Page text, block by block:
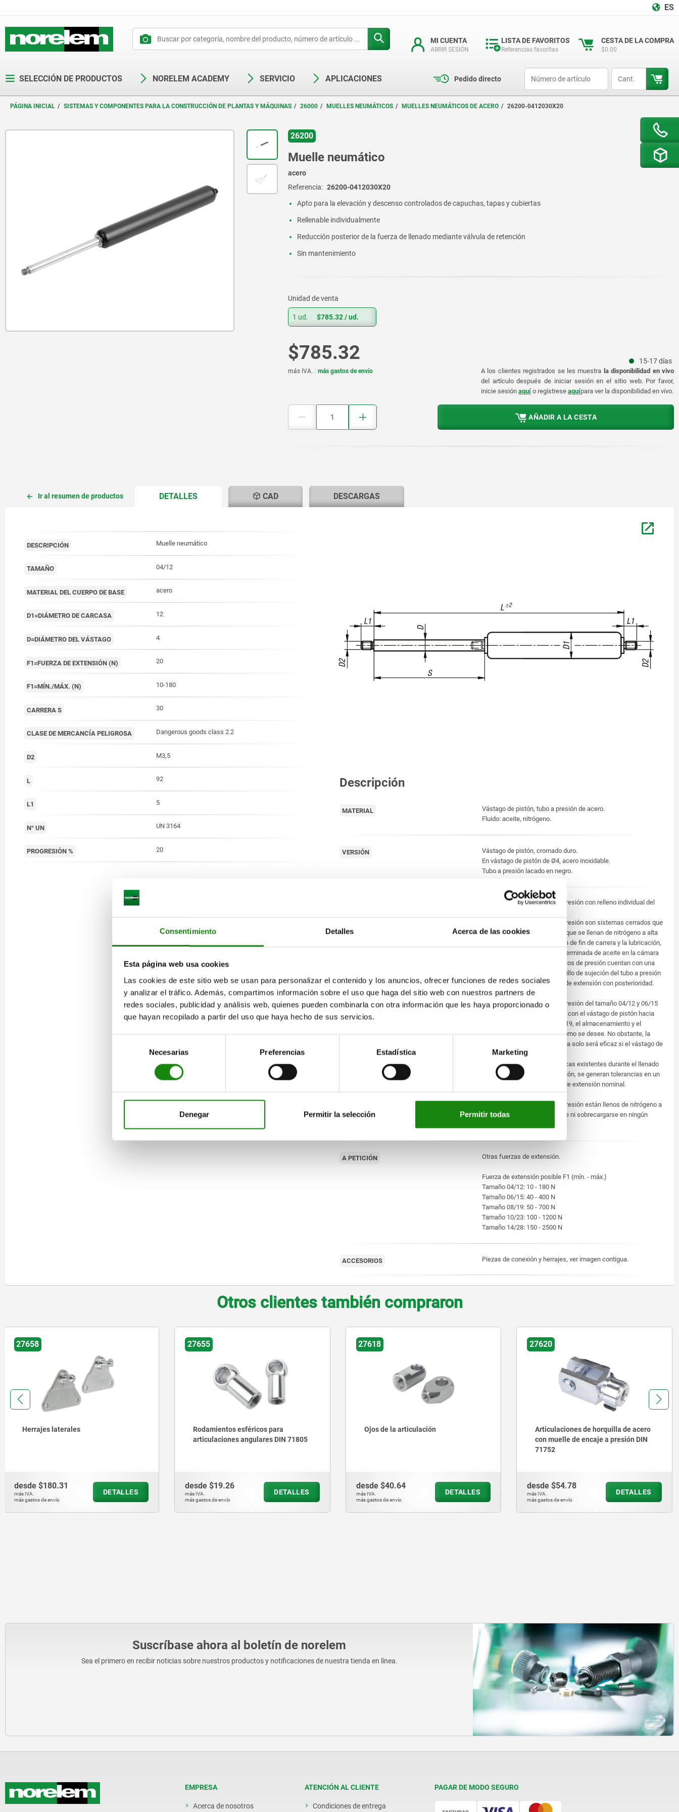
Consentimiento Detalles Acerca de las cookies
Esta página web usa cookies
Las cookies de este sitio web se usan para personalizar el contenido y los anuncios, ofrecer funciones de redes sociales
y analizar el tráfico. Además, compartimos información sobre el uso que haga del sitio web con nuestros partners de
redes sociales, publicidad y análisis web, quienes pueden combinarla con otra información que les haya proporcionado o
que hayan recopilado a partir del uso que haya hecho de sus servicios.
consentimiento
Necesarias Preferencias Estadística Marketing
Denegar Permitir la selección Permitir todas
ES
MI CUENTA
ABRIR SESIÓN
LISTA DE FAVORITOS
Referencias favoritas
CESTA DE LA COMPRA
$0.00
SELECCIÓN DE PRODUCTOS NORELEM ACADEMY SERVICIO APLICACIONES Pedido directo
PÁGINA INICIAL SISTEMAS Y COMPONENTES PARA LA CONSTRUCCIÓN DE PLANTAS Y MÁQUINAS 26000 MUELLES NEUMÁTICOS MUELLES NEUMÁTICOS DE ACERO 26200-0412030X20
26200
Muelle neumático
acero
Referencia: 26200-0412030X20
Apto para la elevación y descenso controlados de capuchas, tapas y cubiertas
Rellenable individualmente
Reducción posterior de la fuerza de llenado mediante válvula de retención
Sin mantenimiento
Unidad de venta
1 ud. $785.32/ ud.
$785.32 15-17 días
más IVA. más gastos de envío A los clientes registrados se les muestra la disponibilidad en vivo
del artículo después de iniciar sesión en el sitio web. Por favor,
inicie sesión aquí o regístrese aquípara ver la disponibilidad en vivo.
AÑADIR A LA CESTA
Ir al resumen de productos DETALLESCURRENT
CAD DESCARGAS
DESCRIPCIÓN Muelle neumático
TAMAÑO 04/12
MATERIAL DEL CUERPO DE BASE acero
D1=DIÁMETRO DE CARCASA 12
D=DIÁMETRO DEL VÁSTAGO 4
F1=FUERZA DE EXTENSIÓN (N) 20
F1=MÍN./MÁX. (N) 10-180
CARRERA S 30
CLASE DE MERCANCÍA PELIGROSA Dangerous goods class 2.2
D2 M3,5
L 92
L1 5
N° UN UN 3164
PROGRESIÓN % 20
Descripción
MATERIAL
Vástago de pistón, tubo a presión de acero.
Fluido: aceite, nitrógeno.
VERSIÓN
Vástago de pistón, cromado duro.
En vástago de pistón de Ø4, acero inoxidable.
Tubo a presión lacado en negro.
Los muelles neumáticos de presión con relleno individual del
Los muelles neumáticos de presión son sistemas cerrados que
no precisan mantenimiento y que se llenan de nitrógeno a alta
presión. Para la amortiguación de fin de carrera y la lubricación,
también hay una cantidad determinada de aceite en la cámara
interior. Los muelles neumáticos de presión cuentan con una
válvula de retención en el tornillo de sujeción del tubo a presión
que permite reducir la fuerza de extensión con posterioridad.
Los muelles neumáticos de presión del tamaño 04/12 y 06/15
se deben almacenar y montar con el vástago de pistón hacia
abajo. A partir del tamaño 08/19, el almacenamiento y el
montaje se pueden realizar como se desee. No obstante, la
amortiguación de fin de carrera solo será eficaz si el vástago de
pistón apunta hacia abajo.
Debido a las propiedades físicas existentes durante el llenado
del muelle neumático de presión, se generan tolerancias en un
margen de ±5 % de la fuerza de extensión nominal.
Los muelles neumáticos de presión están llenos de nitrógeno a
alta presión y no deben abrirse ni sobrecargarse en ningún
A PETICIÓN Otras fuerzas de extensión.
Fuerza de extensión posible F1 (mín. - máx.)
Tamaño 04/12: 10 - 180 N
Tamaño 06/15: 40 - 400 N
Tamaño 08/19: 50 - 700 N
Tamaño 10/23: 100 - 1200 N
Tamaño 14/28: 150 - 2500 N
ACCESORIOS Piezas de conexión y herrajes, ver imagen contigua.
Otros clientes también compraron
27655
Rodamientos esféricos para
desde$19.26
más IVA.
más gastos de envío
DETALLES
27618
Ojos de la articulación
desde$40.64
más IVA.
más gastos de envío
DETALLES
27620
Articulaciones de horquilla de acero
desde$54.78
más IVA.
más gastos de envío
DETALLES
27616
Zapatas de rodamiento
desde$131.84
más IVA.
más gastos de envío
DETALLES
Suscríbase ahora al boletín de norelem
Sea el primero en recibir noticias sobre nuestros productos y notificaciones de nuestra tienda en línea.
EMPRESA
Acerca de nosotros
ATENCIÓN AL CLIENTE
Condiciones de entrega
PAGAR DE MODO SEGURO